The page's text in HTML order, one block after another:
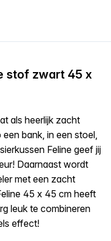
stof zwart 45 x
als heerlijk zacht
bank, in een stoel,
Feline geef jij
Daarnaast wordt
met een zacht
45 x 45 cm heeft
leuk te combineren
effect!